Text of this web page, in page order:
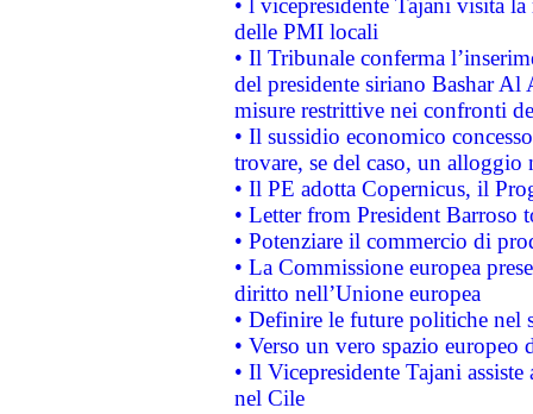
• l vicepresidente Tajani visita
delle PMI locali
• Il Tribunale conferma
del presidente siriano Bashar Al
misure restrittive nei confronti
• Il sussidio economico
trovare, se del caso, un
• Il PE adotta Copernicus, il
• Letter from President Barroso
• Potenziare il commercio di
• La Commissione europea
diritto nell’Unione europea
• Definire le future politiche nel
• Verso un vero spazio
• Il Vicepresidente Tajani
nel Cile